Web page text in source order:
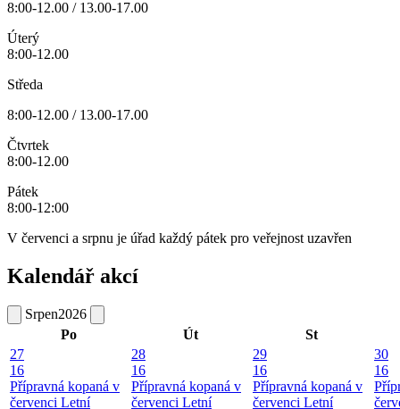
8:00-12.00 / 13.00-17.00
Úterý
8:00-12.00
Středa
8:00-12.00 / 13.00-17.00
Čtvrtek
8:00-12.00
Pátek
8:00-12:00
V červenci a srpnu je úřad každý pátek pro veřejnost uzavřen
Kalendář akcí
Srpen2026
Po
Út
St
27
16
Přípravná kopaná v
červenci Letní
28
16
Přípravná kopaná v
červenci Letní
29
16
Přípravná kopaná v
červenci Letní
30
16